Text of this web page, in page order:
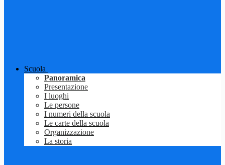
Scuola
Panoramica
Presentazione
I luoghi
Le persone
I numeri della scuola
Le carte della scuola
Organizzazione
La storia